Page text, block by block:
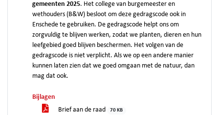
gemeenten 2025. Het college van burgemeester en
wethouders (B&W) besloot om deze gedragscode ook in
Enschede te gebruiken. De gedragscode helpt ons om
zorgvuldig te blijven werken, zodat we planten, dieren en hun
leefgebied goed blijven beschermen. Het volgen van de
gedragscode is niet verplicht. Als we op een andere manier
kunnen laten zien dat we goed omgaan met de natuur, dan
mag dat ook.
Bijlagen
Brief aan de raad
70 KB